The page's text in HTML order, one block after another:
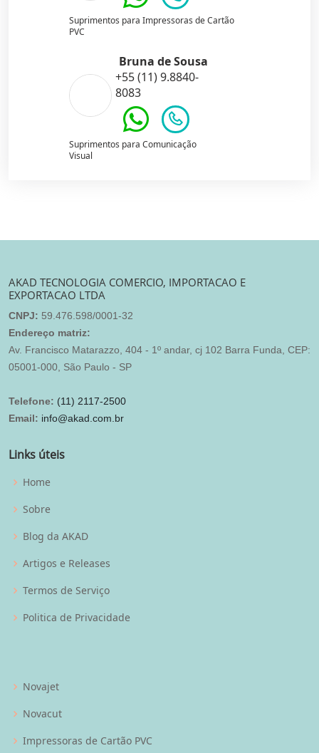
Suprimentos para Impressoras de Cartão
PVC
Bruna de Sousa
+55 (11) 9.8840-
8083
Suprimentos para Comunicação
Visual
AKAD TECNOLOGIA COMERCIO, IMPORTACAO E
EXPORTACAO LTDA
CNPJ: 59.476.598/0001-32
Endereço matriz:
Av. Francisco Matarazzo, 404 - 1º andar, cj 102 Barra Funda, CEP:
05001-000, São Paulo - SP
Telefone: (11) 2117-2500
Email: info@akad.com.br
Links úteis
Home
Sobre
Blog da AKAD
Artigos e Releases
Termos de Serviço
Politica de Privacidade
Novajet
Novacut
Impressoras de Cartão PVC